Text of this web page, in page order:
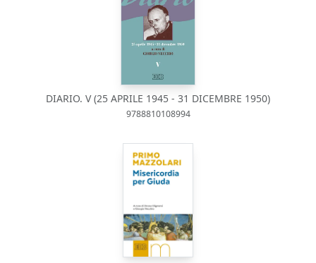
DIARIO. V (25 APRILE 1945 - 31 DICEMBRE 1950)
9788810108994